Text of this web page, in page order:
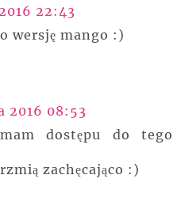
22:43
wersję mango :)
2016 08:53
dostępu do tego
zachęcająco :)